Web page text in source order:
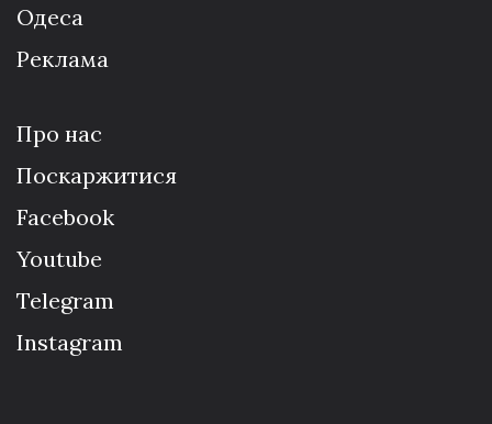
Одеса
Реклама
Про нас
Поскаржитися
Facebook
Youtube
Telegram
Instagram